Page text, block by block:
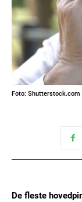
Foto: Shutterstock.com
De fleste